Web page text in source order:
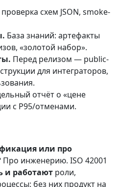
схем JSON, smoke-
База знаний: артефакты
«золотой набор».
Перед релизом — public-
для интеграторов,
отчёт о «цене
с P95/отменами.
или про
Про инженерию. ISO 42001
и работают роли,
без них продукт на